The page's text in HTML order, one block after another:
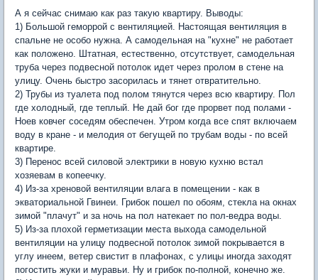
А я сейчас снимаю как раз такую квартиру. Выводы:
1) Большой геморрой с вентиляцией. Настоящая вентиляция в
спальне не особо нужна. А самодельная на "кухне" не работает
как положено. Штатная, естественно, отсутствует, самодельная
труба через подвесной потолок идет через пролом в стене на
улицу. Очень быстро засорилась и тянет отвратительно.
2) Трубы из туалета под полом тянутся через всю квартиру. Пол
где холодный, где теплый. Не дай бог где прорвет под полами -
Ноев ковчег соседям обеспечен. Утром когда все спят включаем
воду в кране - и мелодия от бегущей по трубам воды - по всей
квартире.
3) Перенос всей силовой электрики в новую кухню встал
хозяевам в копеечку.
4) Из-за хреновой вентиляции влага в помещении - как в
экваториальной Гвинеи. Грибок пошел по обоям, стекла на окнах
зимой "плачут" и за ночь на пол натекает по пол-ведра воды.
5) Из-за плохой герметизации места выхода самодельной
вентиляции на улицу подвесной потолок зимой покрывается в
углу инеем, ветер свистит в плафонах, с улицы иногда заходят
погостить жуки и муравьи. Ну и грибок по-полной, конечно же.